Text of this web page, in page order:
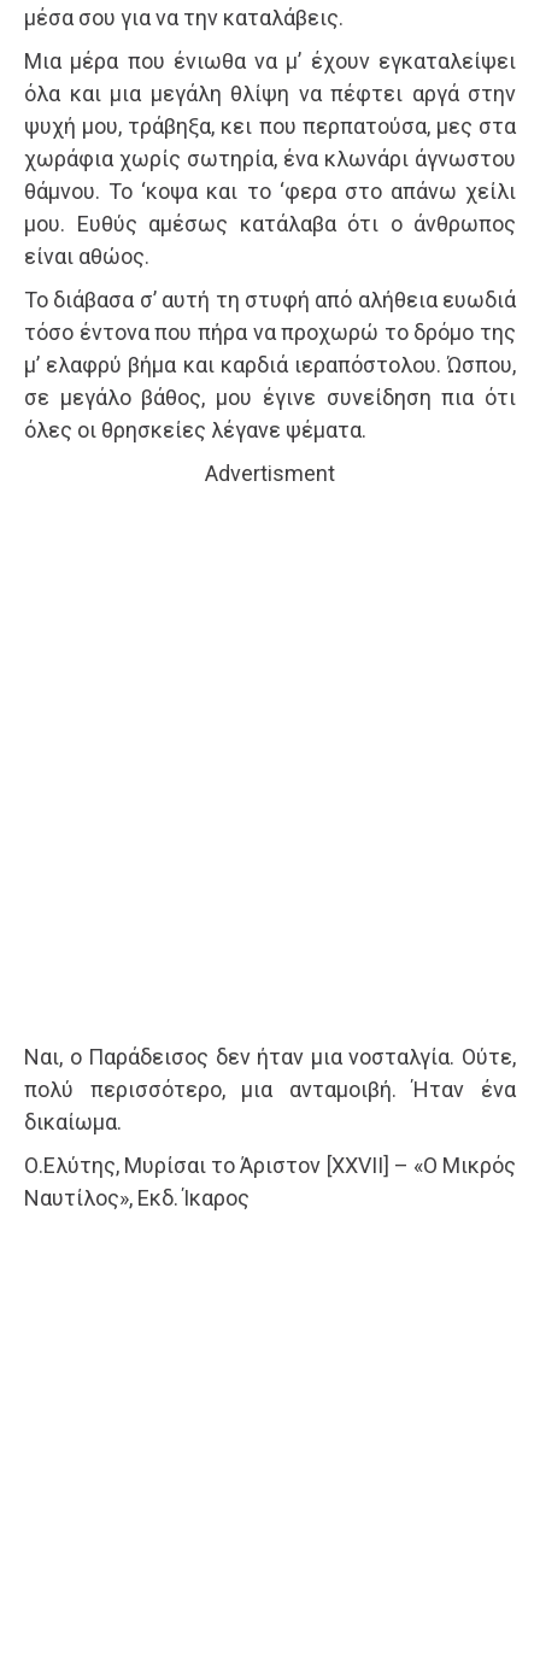
μέσα σου για να την καταλάβεις.
Μια μέρα που ένιωθα να μ’ έχουν εγκαταλείψει
όλα και μια μεγάλη θλίψη να πέφτει αργά στην
ψυχή μου, τράβηξα, κει που περπατούσα, μες στα
χωράφια χωρίς σωτηρία, ένα κλωνάρι άγνωστου
θάμνου. Το ‘κοψα και το ‘φερα στο απάνω χείλι
μου. Ευθύς αμέσως κατάλαβα ότι ο άνθρωπος
είναι αθώος.
Το διάβασα σ’ αυτή τη στυφή από αλήθεια ευωδιά
τόσο έντονα που πήρα να προχωρώ το δρόμο της
μ’ ελαφρύ βήμα και καρδιά ιεραπόστολου. Ώσπου,
σε μεγάλο βάθος, μου έγινε συνείδηση πια ότι
όλες οι θρησκείες λέγανε ψέματα.
Advertisment
Ναι, ο Παράδεισος δεν ήταν μια νοσταλγία. Ούτε,
πολύ περισσότερο, μια ανταμοιβή. Ήταν ένα
δικαίωμα.
Ο.Ελύτης, Μυρίσαι το Άριστον [XXVII] – «Ο Μικρός
Ναυτίλος», Εκδ. Ίκαρος